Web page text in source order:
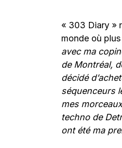
« 303 Diary »
monde où
avec ma
de Montréal,
décidé
séquenceurs
mes
techno de
ont été ma